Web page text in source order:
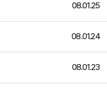
08.01.25
08.01.24
08.01.23